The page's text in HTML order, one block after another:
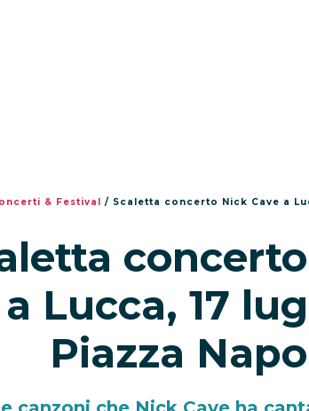
& Festival / Scaletta concerto Nick Cave a
a Lucca, 17
Piazza